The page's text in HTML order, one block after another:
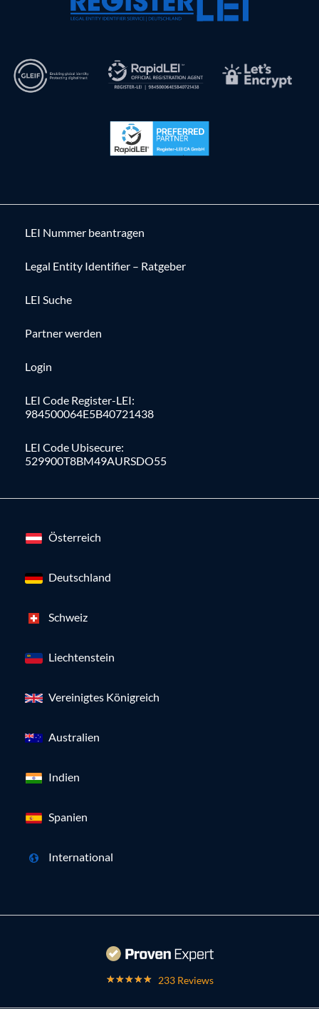
LEI Nummer beantragen
Legal Entity Identifier – Ratgeber
LEI Suche
Partner werden
Login
LEI Code Register-LEI:
984500064E5B40721438
LEI Code Ubisecure:
529900T8BM49AURSDO55
Österreich
Deutschland
Schweiz
Liechtenstein
Vereinigtes Königreich
Australien
Indien
Spanien
International
233 Reviews